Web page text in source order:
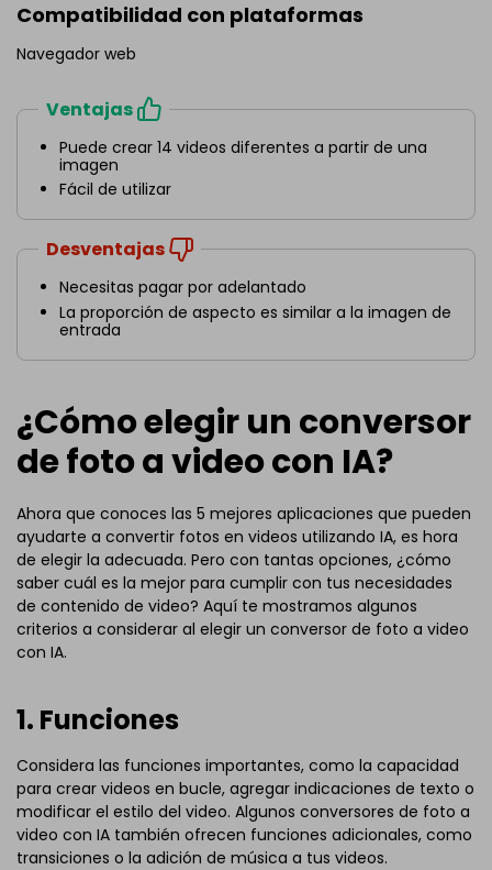
Compatibilidad con plataformas
Navegador web
Ventajas
Puede crear 14 videos diferentes a partir de una
imagen
Fácil de utilizar
Desventajas
Necesitas pagar por adelantado
La proporción de aspecto es similar a la imagen de
entrada
¿Cómo elegir un conversor
de foto a video con IA?
Ahora que conoces las 5 mejores aplicaciones que pueden
ayudarte a convertir fotos en videos utilizando IA, es hora
de elegir la adecuada. Pero con tantas opciones, ¿cómo
saber cuál es la mejor para cumplir con tus necesidades
de contenido de video? Aquí te mostramos algunos
criterios a considerar al elegir un conversor de foto a video
con IA.
1. Funciones
Considera las funciones importantes, como la capacidad
para crear videos en bucle, agregar indicaciones de texto o
modificar el estilo del video. Algunos conversores de foto a
video con IA también ofrecen funciones adicionales, como
transiciones o la adición de música a tus videos.